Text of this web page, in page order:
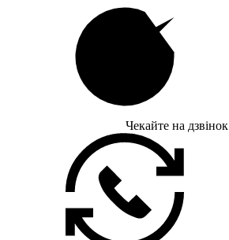
Чекайте на дзвінок